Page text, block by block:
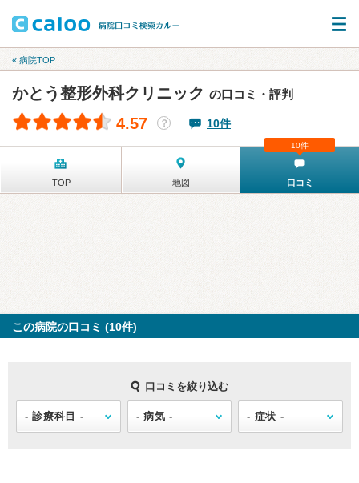
« 病院TOP
かとう整形外科クリニック の口コミ・評判
4.57 ？ 10件
TOP 地図 口コミ
10件
この病院の口コミ (10件)
口コミを絞り込む